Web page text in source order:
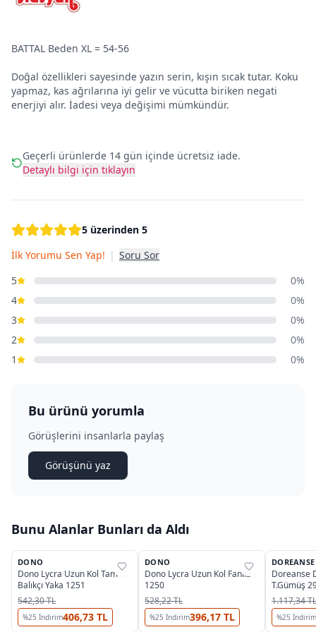
BATTAL Beden XL = 54-56
Doğal özellikleri sayesinde yazın serin, kışın sıcak tutar. Koku
yapmaz, kas ağrılarına iyi gelir ve vücutta biriken negati
enerjiyi alır. İadesi veya değişimi mümkündür.
Geçerli ürünlerde 14 gün içinde ücretsiz iade.
Detaylı bilgi için tıklayın
5 üzerinden 5
İlk Yorumu Sen Yap! | Soru Sor
5
0%
4
0%
3
0%
2
0%
1
0%
Bu ürünü yorumla
Görüşlerini insanlarla paylaş
Görüşünü yaz
Bunu Alanlar Bunları da Aldı
%36
DONO
Dono Lycra Uzun Kol Tam
Balıkçı Yaka 1251
542,30 TL
%25 İndirim406,73 TL
%36
DONO
Dono Lycra Uzun Kol Fanila
1250
528,22 TL
%25 İndirim396,17 TL
%25
DOREANSE
Doreanse
T.Gümüş
1.117,34 TL
%25 İndirim